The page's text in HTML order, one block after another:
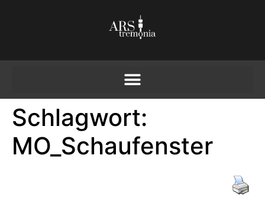
Schlagwort:
MO_Schaufenster